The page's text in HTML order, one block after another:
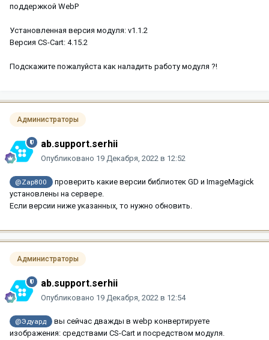
поддержкой WebP
Установленная версия модуля: v1.1.2
Версия CS-Cart: 4.15.2
Подскажите пожалуйста как наладить работу модуля ?!
Администраторы
ab.support.serhii
Опубликовано 19 Декабря, 2022 в 12:52
@Zap800
проверить какие версии библиотек GD и ImageMagick
установлены на сервере.
Если версии ниже указанных, то нужно обновить.
Администраторы
ab.support.serhii
Опубликовано 19 Декабря, 2022 в 12:54
@Эдуард
вы сейчас дважды в webp конвертируете
изображения: средствами CS-Cart и посредством модуля.